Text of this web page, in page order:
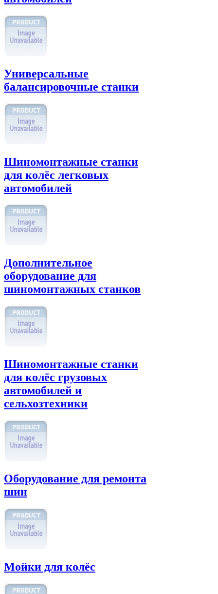
Универсальные
балансировочные станки
Шиномонтажные станки
для колёс легковых
автомобилей
Дополнительное
оборудование для
шиномонтажных станков
Шиномонтажные станки
для колёс грузовых
автомобилей и
сельхозтехники
Оборудование для ремонта
шин
Мойки для колёс